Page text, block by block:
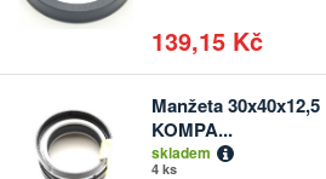
139,15 Kč
Manžeta
KOMPA...
skladem
4 ks
Počet